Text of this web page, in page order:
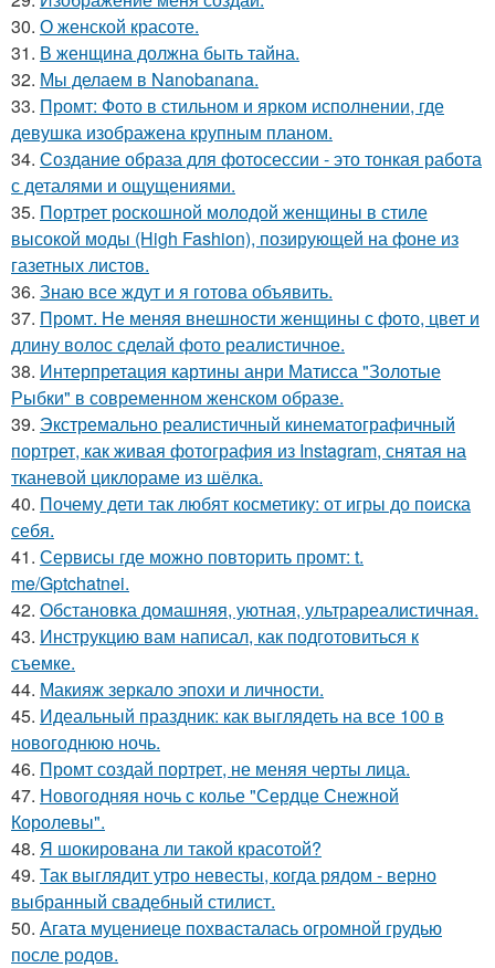
30. О женской красоте.
31. В женщина должна быть тайна.
32. Мы делаем в Nanobanana.
33. Промт: Фото в стильном и ярком исполнении, где
девушка изображена крупным планом.
34. Создание образа для фотосессии - это тонкая работа
с деталями и ощущениями.
35. Портрет роскошной молодой женщины в стиле
высокой моды (High Fashion), позирующей на фоне из
газетных листов.
36. Знаю все ждут и я готова объявить.
37. Промт. Не меняя внешности женщины с фото, цвет и
длину волос сделай фото реалистичное.
38. Интерпретация картины анри Матисса "Золотые
Рыбки" в современном женском образе.
39. Экстремально реалистичный кинематографичный
портрет, как живая фотография из Instagram, снятая на
тканевой циклораме из шёлка.
40. Почему дети так любят косметику: от игры до поиска
себя.
41. Сервисы где можно повторить промт: t.
me/Gptchatnei.
42. Обстановка домашняя, уютная, ультрареалистичная.
43. Инструкцию вам написал, как подготовиться к
съемке.
44. Макияж зеркало эпохи и личности.
45. Идеальный праздник: как выглядеть на все 100 в
новогоднюю ночь.
46. Промт создай портрет, не меняя черты лица.
47. Новогодняя ночь с колье "Сердце Снежной
Королевы".
48. Я шокирована ли такой красотой?
49. Так выглядит утро невесты, когда рядом - верно
выбранный свадебный стилист.
50. Агата муцениеце похвасталась огромной грудью
после родов.